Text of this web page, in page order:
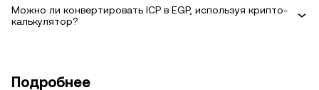
Можно ли конвертировать ICP в EGP, используя крипто-
калькулятор?
Подробнее